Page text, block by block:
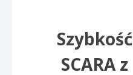
Szybkość
SCARA z